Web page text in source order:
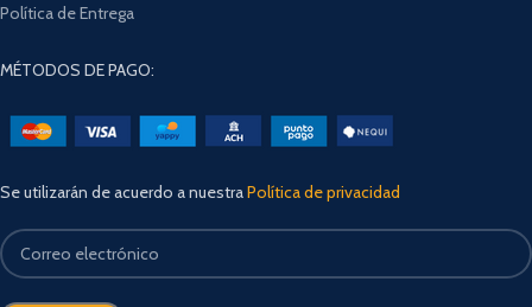
Política de Entrega
MÉTODOS DE PAGO:
Se utilizarán de acuerdo a nuestraPolítica de privacidad